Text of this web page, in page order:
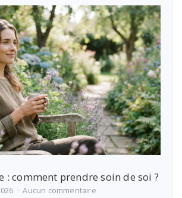
Les
meilleures
idées
de
voyage
: comment prendre soin de soi ?
Aucun commentairesur